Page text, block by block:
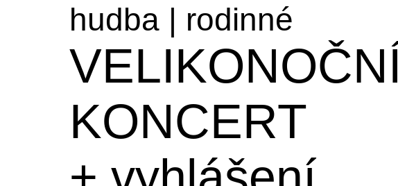
hudba| rodinné
VELIKONOČNÍ
KONCERT